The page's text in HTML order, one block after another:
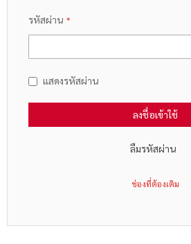
รหัสผ่าน
แสดงรหัสผ่าน
ลงชื่อเข้าใช้
ลืมรหัสผ่าน